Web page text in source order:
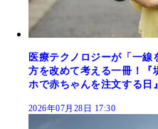
医療テクノロジーが「一線
方を改めて考える一冊！『
ホで赤ちゃんを注文する日
2026年07月28日 17:30